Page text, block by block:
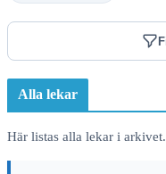
Alla lekar
Här listas alla lekar i arkivet.